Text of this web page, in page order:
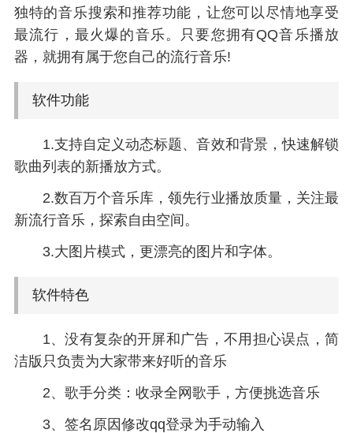
独特的音乐搜索和推荐功能，让您可以尽情地享受
最流行，最火爆的音乐。只要您拥有QQ音乐播放
器，就拥有属于您自己的流行音乐!
软件功能
1.支持自定义动态标题、音效和背景，快速解锁
歌曲列表的新播放方式。
2.数百万个音乐库，领先行业播放质量，关注最
新流行音乐，探索自由空间。
3.大图片模式，更漂亮的图片和字体。
软件特色
1、没有复杂的开屏和广告，不用担心误点，简
洁版只负责为大家带来好听的音乐
2、歌手分类：收录全网歌手，方便挑选音乐
3、签名原因修改qq登录为手动输入